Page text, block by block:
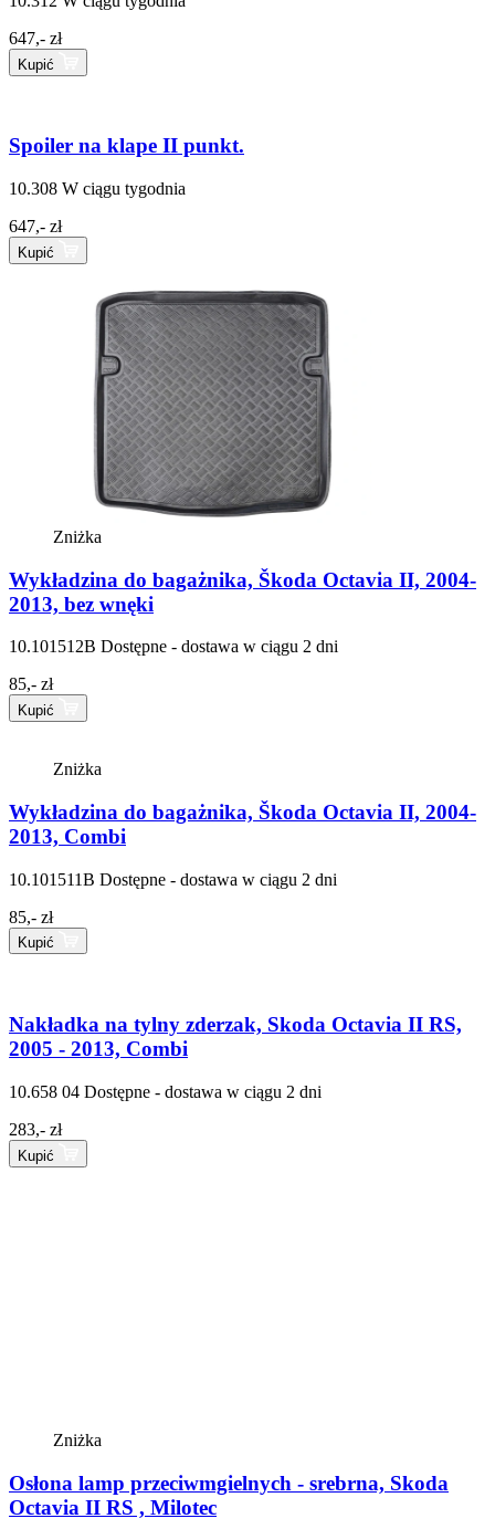
647,- zł
Kupić
Spoiler na klape II punkt.
10.308 W ciągu tygodnia
647,- zł
Kupić
Zniżka
Wykładzina do bagażnika, Škoda Octavia II, 2004-
2013, bez wnęki
10.101512B Dostępne - dostawa w ciągu 2 dni
85,- zł
Kupić
Zniżka
Wykładzina do bagażnika, Škoda Octavia II, 2004-
2013, Combi
10.101511B Dostępne - dostawa w ciągu 2 dni
85,- zł
Kupić
Nakładka na tylny zderzak, Skoda Octavia II RS,
2005 - 2013, Combi
10.658 04 Dostępne - dostawa w ciągu 2 dni
283,- zł
Kupić
Zniżka
Osłona lamp przeciwmgielnych - srebrna, Skoda
Octavia II RS , Milotec